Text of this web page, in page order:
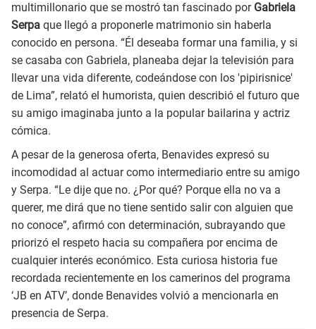
multimillonario que se mostró tan fascinado por Gabriela
Serpa que llegó a proponerle matrimonio sin haberla
conocido en persona. “Él deseaba formar una familia, y si
se casaba con Gabriela, planeaba dejar la televisión para
llevar una vida diferente, codeándose con los 'pipirisnice'
de Lima”, relató el humorista, quien describió el futuro que
su amigo imaginaba junto a la popular bailarina y actriz
cómica.
A pesar de la generosa oferta, Benavides expresó su
incomodidad al actuar como intermediario entre su amigo
y Serpa. “Le dije que no. ¿Por qué? Porque ella no va a
querer, me dirá que no tiene sentido salir con alguien que
no conoce”, afirmó con determinación, subrayando que
priorizó el respeto hacia su compañera por encima de
cualquier interés económico. Esta curiosa historia fue
recordada recientemente en los camerinos del programa
‘JB en ATV’, donde Benavides volvió a mencionarla en
presencia de Serpa.